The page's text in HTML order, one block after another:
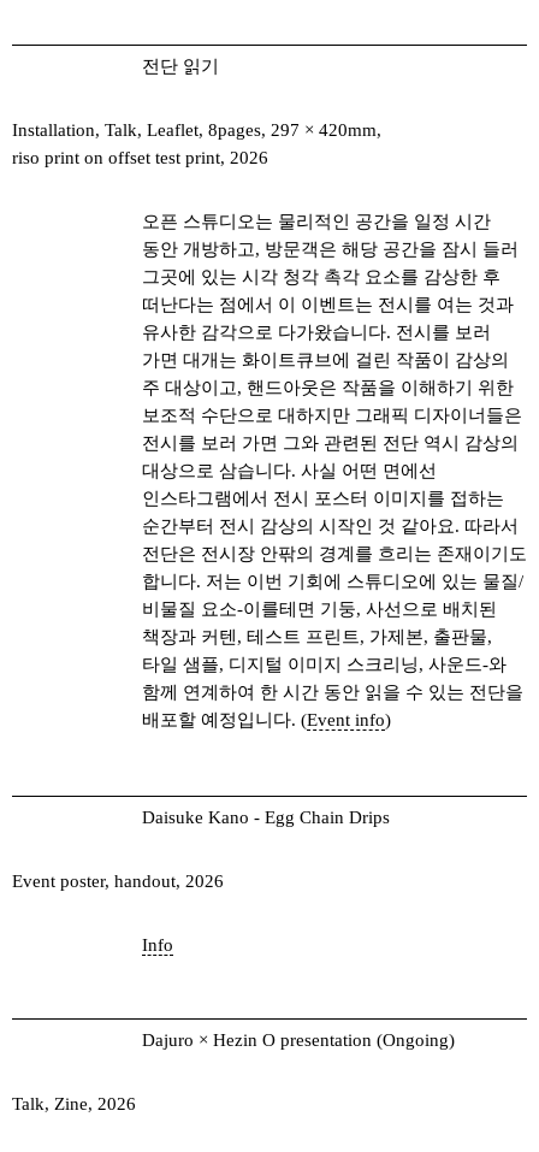
전단 읽기
Installation, Talk, Leaflet, 8pages, 297 × 420mm,
riso print on offset test print, 2026
오픈 스튜디오는 물리적인 공간을 일정 시간
동안 개방하고, 방문객은 해당 공간을 잠시 들러
그곳에 있는 시각 청각 촉각 요소를 감상한 후
떠난다는 점에서 이 이벤트는 전시를 여는 것과
유사한 감각으로 다가왔습니다. 전시를 보러
가면 대개는 화이트큐브에 걸린 작품이 감상의
주 대상이고, 핸드아웃은 작품을 이해하기 위한
보조적 수단으로 대하지만 그래픽 디자이너들은
전시를 보러 가면 그와 관련된 전단 역시 감상의
대상으로 삼습니다. 사실 어떤 면에선
인스타그램에서 전시 포스터 이미지를 접하는
순간부터 전시 감상의 시작인 것 같아요. 따라서
전단은 전시장 안팎의 경계를 흐리는 존재이기도
합니다. 저는 이번 기회에 스튜디오에 있는 물질/
비물질 요소-이를테면 기둥, 사선으로 배치된
책장과 커텐, 테스트 프린트, 가제본, 출판물,
타일 샘플, 디지털 이미지 스크리닝, 사운드-와
함께 연계하여 한 시간 동안 읽을 수 있는 전단을
배포할 예정입니다. (Event info)
Daisuke Kano - Egg Chain Drips
Event poster, handout, 2026
Info
Dajuro × Hezin O presentation (Ongoing)
Talk, Zine, 2026